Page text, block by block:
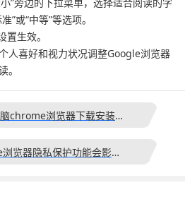
”旁边的下拉菜单，选择适合阅读的字
”或“中等”等选项。
置生效。
人喜好和视力状况调整Google浏览器
。
Mac电脑chrome浏览器下载安装及版本管理教程
google浏览器隐私保护功能会影响同步数据吗